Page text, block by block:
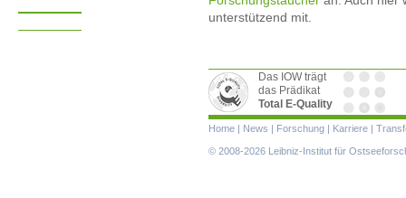
unterstützend mit.
Das IOW trägt
das Prädikat
Total E-Quality
Navigation
überspringen
Home | News | Forschung | Karriere |
© 2008-2026 Leibniz-Institut für